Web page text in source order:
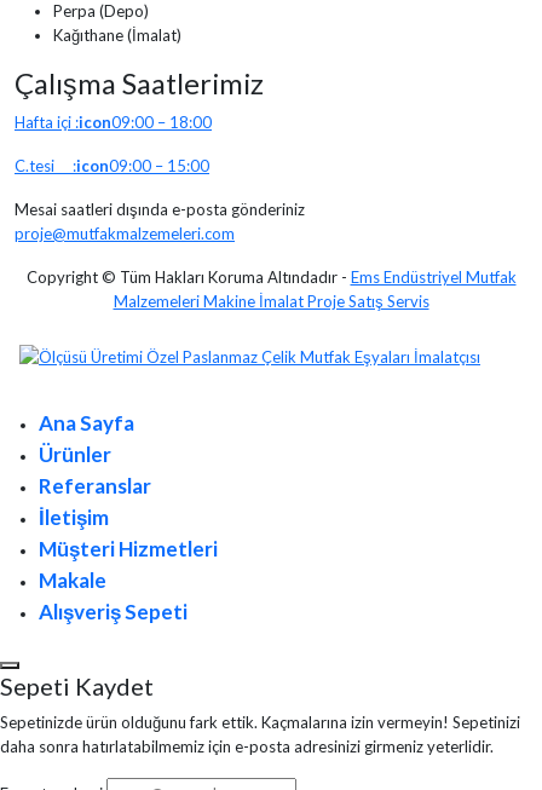
Perpa (Depo)
Kağıthane (İmalat)
Çalışma Saatlerimiz
Hafta içi :icon09:00 – 18:00
C.tesi :icon09:00 – 15:00
Mesai saatleri dışında e-posta gönderiniz
proje@mutfakmalzemeleri.com
Copyright © Tüm Hakları Koruma Altındadır - Ems Endüstriyel Mutfak
Malzemeleri Makine İmalat Proje Satış Servis
Ana Sayfa
Ürünler
Referanslar
İletişim
Müşteri Hizmetleri
Makale
Alışveriş Sepeti
Sepeti Kaydet
Sepetinizde ürün olduğunu fark ettik. Kaçmalarına izin vermeyin! Sepetinizi
daha sonra hatırlatabilmemiz için e-posta adresinizi girmeniz yeterlidir.